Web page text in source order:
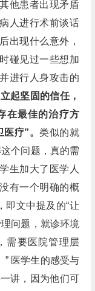
他患者出现矛盾
人进行术前谈话
出现什么意外，
碰见过一些想加
进行人身攻击的
起坚固的信任，
在最佳的治疗方
医疗”。类似的就
个问题，真的需
生加大了医学人
有一个明确的概
即文中提及的“让
问题，就诊环境
需要医院管理层
” 医学生的感受与
讲，因为他们可